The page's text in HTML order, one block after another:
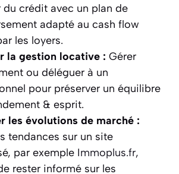
du crédit avec un plan de
adapté au cash flow
les loyers.
la gestion locative : Gérer
ou déléguer à un
pour préserver un équilibre
& esprit.
les évolutions de marché :
tendances sur un site
par exemple Immoplus.fr,
rester informé sur les